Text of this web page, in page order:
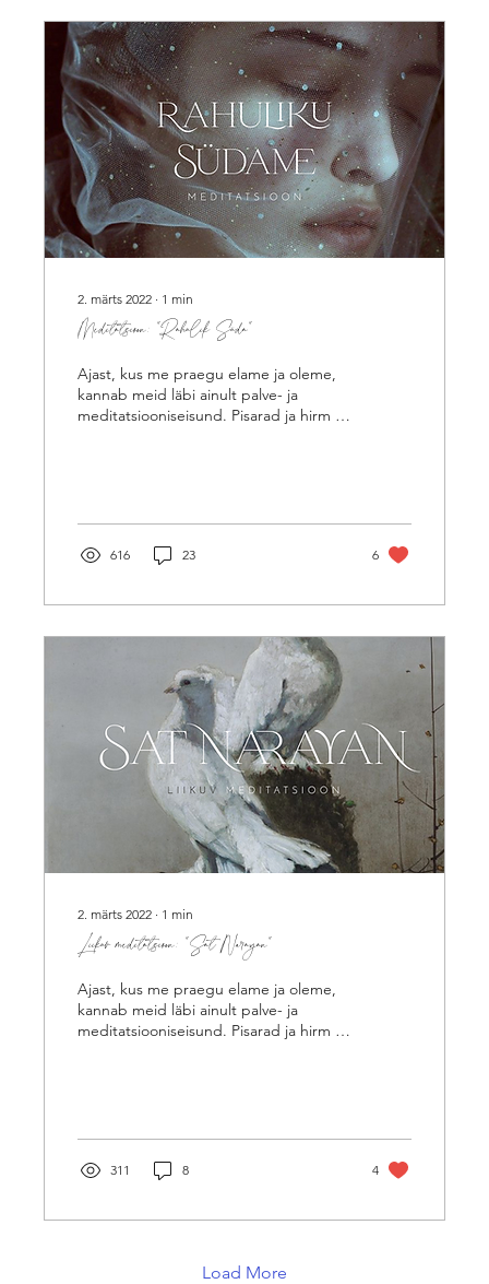
2. märts 2022 ∙ 1 min
Meditatsioon: "Rahulik Süda"
Ajast, kus me praegu elame ja oleme,
kannab meid läbi ainult palve- ja
meditatsiooniseisund. Pisarad ja hirm ei
616 23 6
2. märts 2022 ∙ 1 min
Liikuv meditatsioon: "Sat Narayan"
Ajast, kus me praegu elame ja oleme,
kannab meid läbi ainult palve- ja
meditatsiooniseisund. Pisarad ja hirm ei
311 8 4
Load More